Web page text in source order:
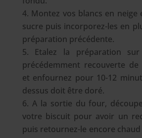
Montez vos blancs en neige
sucre puis incorporez-les en
préparation précédente.
Etalez la préparation
précédemment recouverte
et enfournez pour 10-12
dessus doit être doré.
A la sortie du four,
votre biscuit pour avoir un
puis retournez-le encore